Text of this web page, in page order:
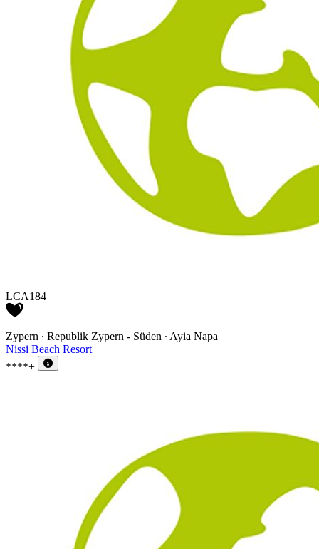
LCA184
Zypern ∙ Republik Zypern - Süden ∙ Ayia Napa
Nissi Beach Resort
****+